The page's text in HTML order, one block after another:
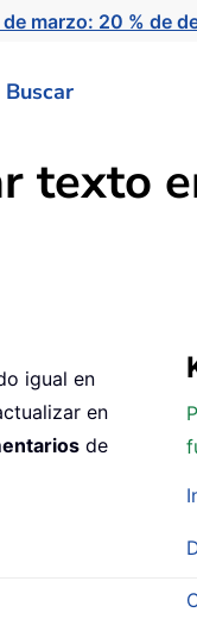
marzo: 20 % de
Buscar
texto
igual en
en
de